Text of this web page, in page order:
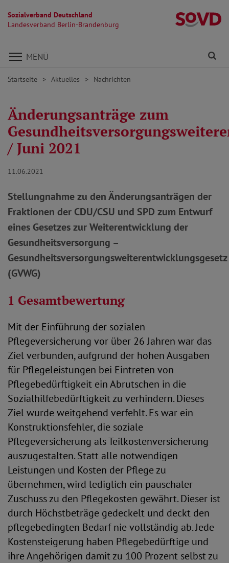
Sozialverband Deutschland
Landesverband Berlin-Brandenburg
Direkt zu den Inhalten springen
MENÜ
Startseite Aktuelles Nachrichten
Änderungsanträge zum
/ Juni 2021
11.06.2021
Stellungnahme zu den Änderungsanträgen der
Fraktionen der CDU/CSU und SPD zum Entwurf
eines Gesetzes zur Weiterentwicklung der
Gesundheitsversorgung –
Gesundheitsversorgungsweiterentwicklungsgesetz
(GVWG)
1 Gesamtbewertung
Mit der Einführung der sozialen
Pflegeversicherung vor über 26 Jahren war das
Ziel verbunden, aufgrund der hohen Ausgaben
für Pflegeleistungen bei Eintreten von
Pflegebedürftigkeit ein Abrutschen in die
Sozialhilfebedürftigkeit zu verhindern. Dieses
Ziel wurde weitgehend verfehlt. Es war ein
Konstruktionsfehler, die soziale
Pflegeversicherung als Teilkostenversicherung
auszugestalten. Statt alle notwendigen
Leistungen und Kosten der Pflege zu
übernehmen, wird lediglich ein pauschaler
Zuschuss zu den Pflegekosten gewährt. Dieser ist
durch Höchstbeträge gedeckelt und deckt den
pflegebedingten Bedarf nie vollständig ab. Jede
Kostensteigerung haben Pflegebedürftige und
ihre Angehörigen damit zu 100 Prozent selbst zu